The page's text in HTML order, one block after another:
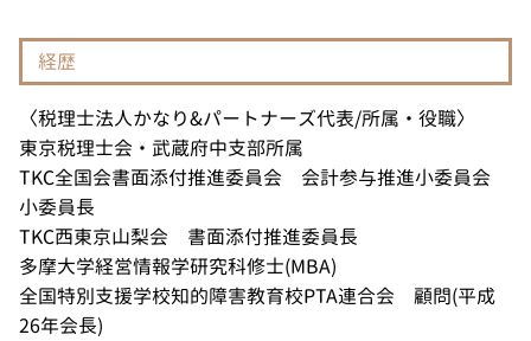
経歴
〈税理士法人かなり&パートナーズ代表/所属・役職〉
東京税理士会・武蔵府中支部所属
TKC全国会書面添付推進委員会 会計参与推進小委員会
小委員長
TKC西東京山梨会 書面添付推進委員長
多摩大学経営情報学研究科修士(MBA)
全国特別支援学校知的障害教育校PTA連合会 顧問(平成
26年会長)